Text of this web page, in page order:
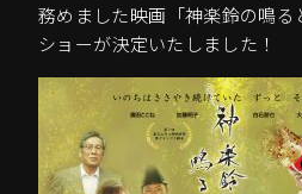
務めました映画「神楽鈴の鳴
ショーが決定いたしました！